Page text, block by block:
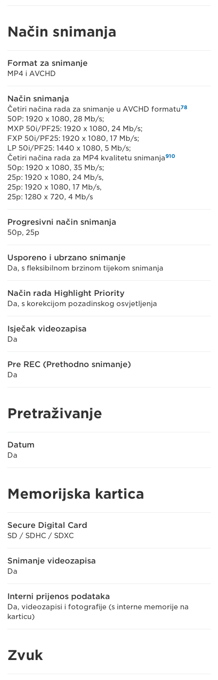
Način snimanja
Format za snimanje
MP4 i AVCHD
Način snimanja
Četiri načina rada za snimanje u AVCHD formatu78
50P: 1920 x 1080, 28 Mb/s;
MXP 50i/PF25: 1920 x 1080, 24 Mb/s;
FXP 50i/PF25: 1920 x 1080, 17 Mb/s;
LP 50i/PF25: 1440 x 1080, 5 Mb/s;
Četiri načina rada za MP4 kvalitetu snimanja910
50p: 1920 x 1080, 35 Mb/s;
25p: 1920 x 1080, 24 Mb/s,
25p: 1920 x 1080, 17 Mb/s,
25p: 1280 x 720, 4 Mb/s
Progresivni način snimanja
50p, 25p
Usporeno i ubrzano snimanje
Da, s fleksibilnom brzinom tijekom snimanja
Način rada Highlight Priority
Da, s korekcijom pozadinskog osvjetljenja
Isječak videozapisa
Da
Pre REC (Prethodno snimanje)
Da
Pretraživanje
Datum
Da
Memorijska kartica
Secure Digital Card
SD / SDHC / SDXC
Snimanje videozapisa
Da
Interni prijenos podataka
Da, videozapisi i fotografije (s interne memorije na
karticu)
Zvuk